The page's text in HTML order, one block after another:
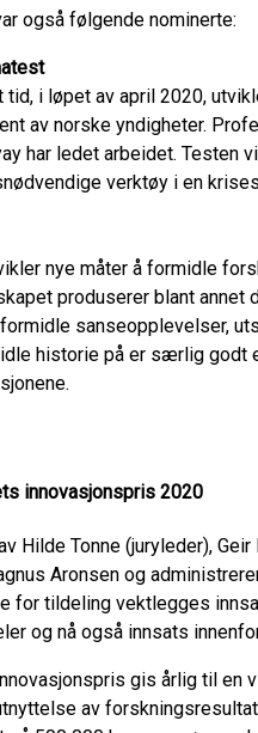
også følgende nominerte:
i løpet av april 2020,
av norske yndigheter.
har ledet arbeidet. Testen
verktøy i en
nye måter å formidle
produserer blant annet
sanseopplevelser,
historie på er særlig godt
innovasjonspris 2020
Hilde Tonne (juryleder),
Aronsen og
for tildeling vektlegges
og nå også innsats
gis årlig til en
av